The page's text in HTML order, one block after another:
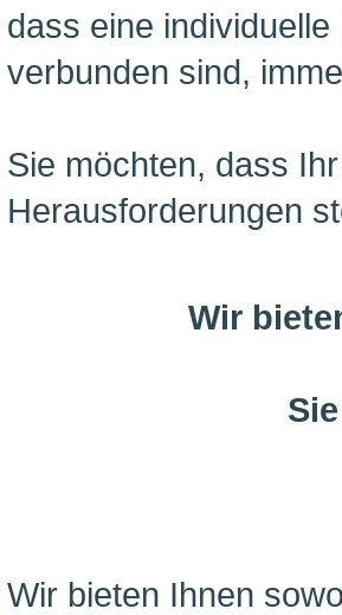
dass eine
verbunden sind,
Sie möchten, dass
Herausforderungen
Wir
Wir bieten Ihnen